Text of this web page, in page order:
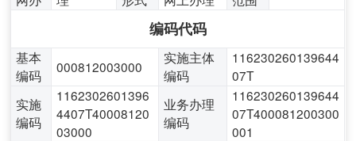
编码代码
基本
编码
000812003000
实施主体
编码
116230260139644
07T
实施
编码
1162302601396
4407T40008120
03000
业务办理
编码
116230260139644
07T400081200300
001